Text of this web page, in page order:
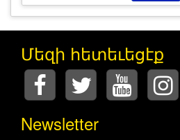
Մեզի հետեւեցէք
Newsletter